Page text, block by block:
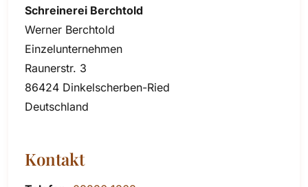
Schreinerei Berchtold
Werner Berchtold
Einzelunternehmen
Raunerstr. 3
86424 Dinkelscherben-Ried
Deutschland
Kontakt